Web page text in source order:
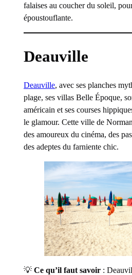
falaises au coucher du soleil,
époustouflante.
Deauville
Deauville, avec ses planches
plage, ses villas Belle Époque,
américain et ses courses
le glamour. Cette ville de
des amoureux du cinéma, des
des adeptes du farniente chic.
💡Ce qu’il faut savoir :